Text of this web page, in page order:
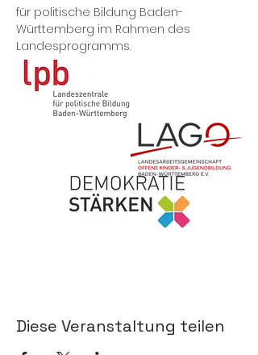
für politische Bildung Baden-
Württemberg im Rahmen des
Landesprogramms.
Diese Veranstaltung teilen